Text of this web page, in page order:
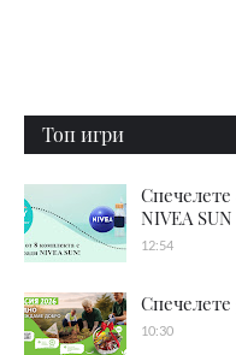
Топ игри
NIVEA SUN
12:54
10:30